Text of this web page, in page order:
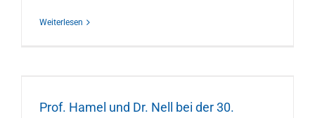
Weiterlesen
Prof. Hamel und Dr. Nell bei der 30.